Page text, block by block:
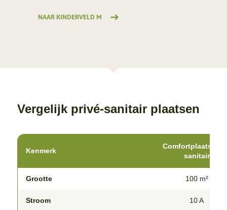
NAAR KINDERVELD M
Vergelijk privé-sanitair plaatsen
Kenmerk
Comfortplaats
sanitair
Grootte 100 m²
Stroom 10 A